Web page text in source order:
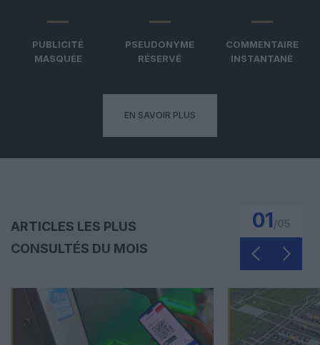
PUBLICITÉ
MASQUÉE
PSEUDONYME
RÉSERVÉ
COMMENTAIRE
INSTANTANÉ
EN SAVOIR PLUS
ARTICLES LES PLUS
CONSULTÉS DU MOIS
01